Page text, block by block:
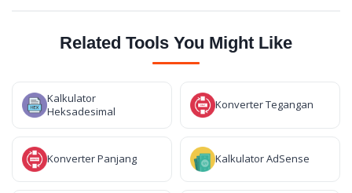
Related Tools You Might Like
Kalkulator
Heksadesimal
Konverter Tegangan
Konverter Panjang Kalkulator AdSense